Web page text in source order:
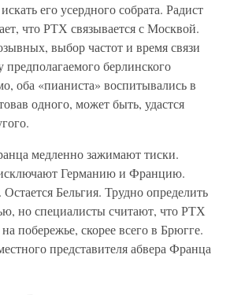
его усердного собрата. Радист
что РТХ связывается с Москвой.
выбор частот и время связи
берлинского
оба «пианиста» воспитывались в
одного, может быть, удастся
медленно зажимают тиски.
Германию и Францию.
Бельгия. Трудно определить
но специалисты считают, что РТХ
побережье, скорее всего в Брюгге.
представителя абвера Франца